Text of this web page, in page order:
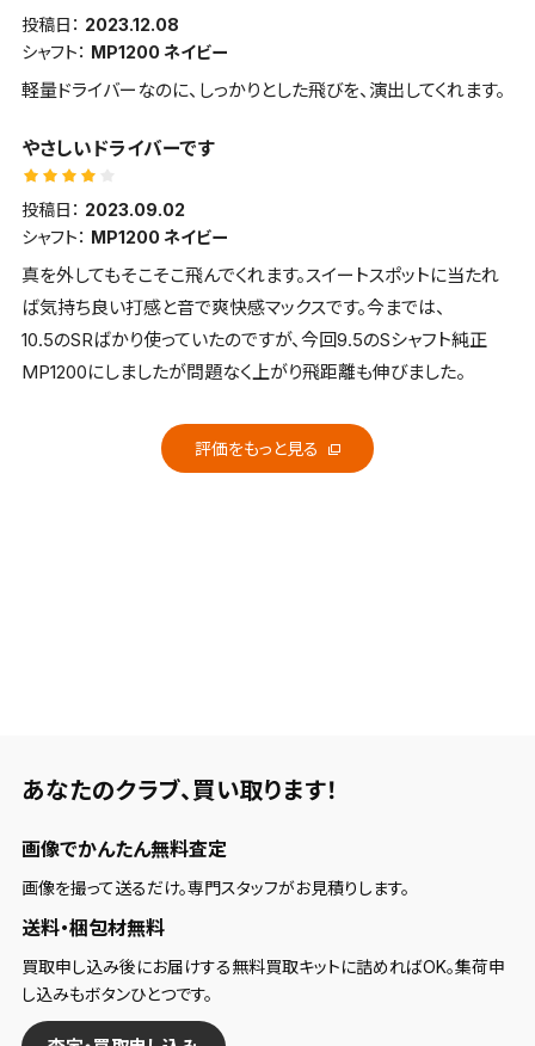
投稿日： 2023.12.08
シャフト： MP1200 ネイビー
軽量ドライバーなのに、しっかりとした飛びを、演出してくれます。
やさしいドライバーです
投稿日： 2023.09.02
シャフト： MP1200 ネイビー
真を外してもそこそこ飛んでくれます。スイートスポットに当たれ
ば気持ち良い打感と音で爽快感マックスです。今までは、
10.5のSRばかり使っていたのですが、今回9.5のSシャフト純正
MP1200にしましたが問題なく上がり飛距離も伸びました。
評価をもっと見る
あなたのクラブ、 買い取ります！
画像でかんたん無料査定
画像を撮って送るだけ。専門スタッフがお見積りします。
送料・梱包材無料
買取申し込み後にお届けする無料買取キットに詰めればOK。集荷申
し込みもボタンひとつです。